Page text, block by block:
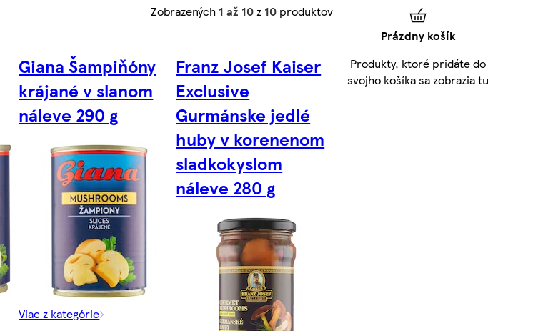
Zobrazených 1 až 10z 10 produktov
Giana Šampiňóny
krájané v slanom
náleve 290 g
Viac z kategórie
Franz Josef Kaiser
Exclusive
Gurmánske jedlé
huby v korenenom
sladkokyslom
náleve 280 g
Prázdny košík
Produkty, ktoré pridáte do
svojho košíka sa zobrazia tu